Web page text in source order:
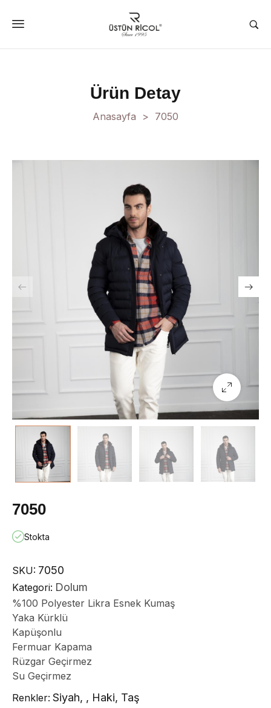
Ürün Detay
Anasayfa 7050
7050
Stokta
SKU: 7050
Kategori: Dolum
%100 Polyester Likra Esnek Kumaş
Yaka Kürklü
Kapüşonlu
Fermuar Kapama
Rüzgar Geçirmez
Su Geçirmez
Renkler: Siyah, , Haki, Taş